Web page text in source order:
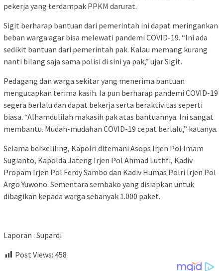
pekerja yang terdampak PPKM darurat.
Sigit berharap bantuan dari pemerintah ini dapat meringankan
beban warga agar bisa melewati pandemi COVID-19. “Ini ada
sedikit bantuan dari pemerintah pak. Kalau memang kurang
nanti bilang saja sama polisi di sini ya pak,” ujar Sigit.
Pedagang dan warga sekitar yang menerima bantuan
mengucapkan terima kasih. Ia pun berharap pandemi COVID-19
segera berlalu dan dapat bekerja serta beraktivitas seperti
biasa. “Alhamdulilah makasih pak atas bantuannya. Ini sangat
membantu. Mudah-mudahan COVID-19 cepat berlalu,” katanya.
Selama berkeliling, Kapolri ditemani Asops Irjen Pol Imam
Sugianto, Kapolda Jateng Irjen Pol Ahmad Luthfi, Kadiv
Propam Irjen Pol Ferdy Sambo dan Kadiv Humas Polri Irjen Pol
Argo Yuwono. Sementara sembako yang disiapkan untuk
dibagikan kepada warga sebanyak 1.000 paket.
Laporan : Supardi
Post Views: 458